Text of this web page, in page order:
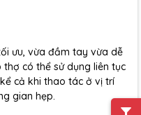
ưu, vừa đầm tay vừa dễ
có thể sử dụng liên tục
cả khi thao tác ở vị trí
gian hẹp.